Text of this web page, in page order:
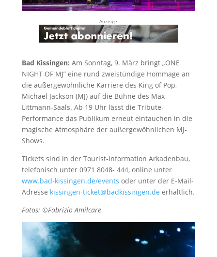
Anzeige
Bad Kissingen: Am Sonntag, 9. März bringt „ONE
NIGHT OF MJ” eine rund zweistündige Hommage an
die außergewöhnliche Karriere des King of Pop,
Michael Jackson (MJ) auf die Bühne des Max-
Littmann-Saals. Ab 19 Uhr lässt die Tribute-
Performance das Publikum erneut eintauchen in die
magische Atmosphäre der außergewöhnlichen MJ-
Shows.
Tickets sind in der Tourist-Information Arkadenbau,
telefonisch unter 0971 8048- 444, online unter
www.bad-kissingen.de/events oder unter der E-Mail-
Adresse kissingen-ticket@badkissingen.de erhältlich.
Fotos: ©Fabrizio Amilcare